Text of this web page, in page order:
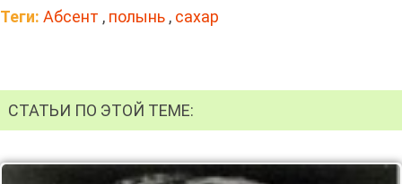
Теги: Абсент , полынь , сахар
СТАТЬИ ПО ЭТОЙ ТЕМЕ: